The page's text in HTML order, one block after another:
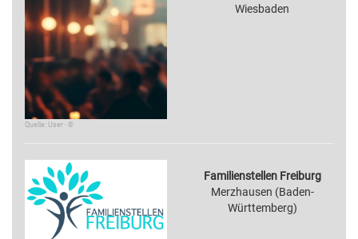
Quelle: User · ©
Wiesbaden
Familienstellen Freiburg
Merzhausen (Baden-
Württemberg)